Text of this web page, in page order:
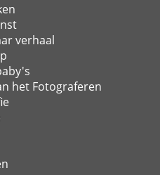
verhaal
het Fotograferen